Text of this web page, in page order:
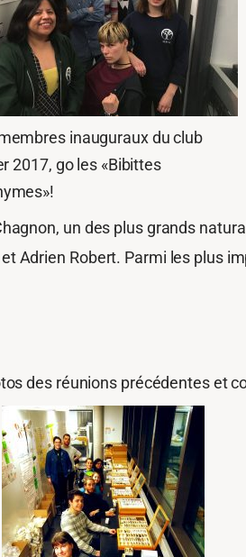
inauguraux du club
2017, go les «Bibittes
un des plus grands
Adrien Robert. Parmi les plus
des réunions précédentes et